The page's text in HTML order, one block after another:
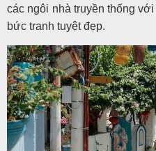
các ngôi nhà truyền thống
bức tranh tuyệt đẹp.